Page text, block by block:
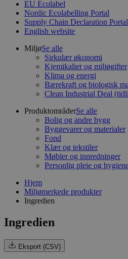
EU Ecolabel
Nordic Ecolabelling Portal
Supply Chain Declaration Portal
English website
MiljøSe alle
Sirkulær økonomi
Kjemikalier og miljøgifter
Klima og energi
Bærekraft og biologisk
Clean Industrial Deal
ProduktområderSe alle
Bolig og andre bygg
Byggevarer og materialer
Fond
Klær og tekstiler
Møbler og innredninger
Personlig pleie og
Hjem
Miljømerkede produkter
Ingredien
Ingredien
Eksport (CSV)